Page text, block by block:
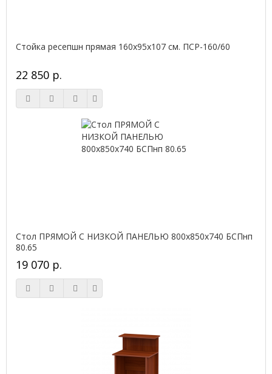
Стойка ресепшн прямая 160х95х107 см. ПСР-160/60
22 850 р.
Стол ПРЯМОЙ С НИЗКОЙ ПАНЕЛЬЮ 800х850х740 БСПнп
80.65
19 070 р.